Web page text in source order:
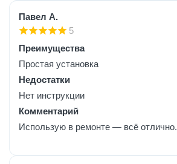
Павел А.
5
Преимущества
Простая установка
Недостатки
Нет инструкции
Комментарий
Использую в ремонте — всё отлично.